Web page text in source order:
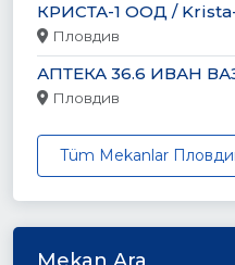
КРИСТА-1 ООД /
Пловдив
АПТЕКА 36.6 ИВАН
Пловдив
Tüm Mekanlar